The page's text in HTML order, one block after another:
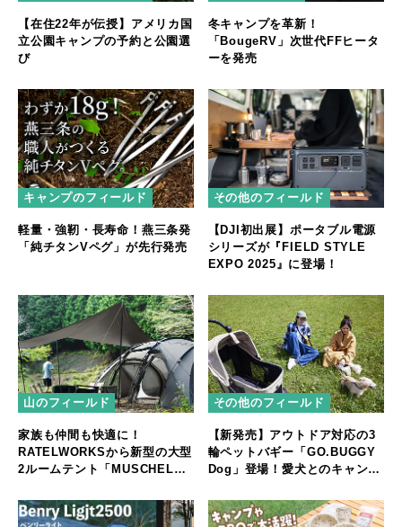
【在住22年が伝授】アメリカ国
立公園キャンプの予約と公園選
び
冬キャンプを革新！
「BougeRV」次世代FFヒータ
ーを発売
キャンプのフィールド
軽量・強靭・長寿命！燕三条発
「純チタンVペグ」が先行発売
その他のフィールド
【DJI初出展】ポータブル電源
シリーズが『FIELD STYLE
EXPO 2025』に登場！
山のフィールド
家族も仲間も快適に！
RATELWORKSから新型の大型
2ルームテント「MUSCHEL」
その他のフィールド
【新発売】アウトドア対応の3
輪ペットバギー「GO.BUGGY
Dog」登場！愛犬とのキャンプ